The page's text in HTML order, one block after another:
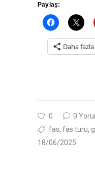
Paylaş:
Daha fazla
0
0
fas, fas turu,
18/06/2025